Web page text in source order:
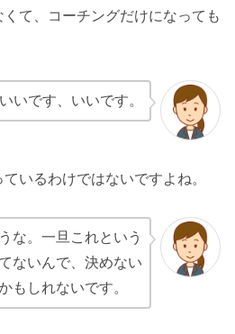
て、コーチングだけになっても
いいです、いいです。
いるわけではないですよね。
な。一旦これという
ないんで、決めない
もしれないです。